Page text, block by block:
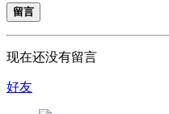
留言
现在还没有留言
好友